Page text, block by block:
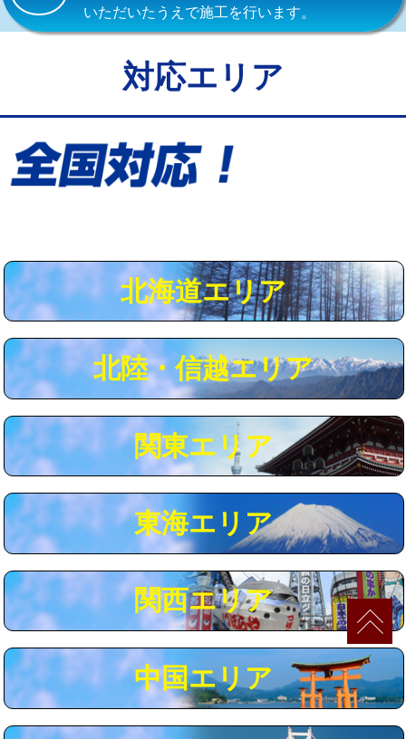
給水管工事※（バンド止め) 3,300円
給水管工事※（保温材使用（バンド止
5,500円
給水管工事※（土の掘削・埋め戻し作
業)
用（追加）/3ｍ超え)
給水管工事※（ライニング鋼管・銅
44,000円
給水管工事※（ライニング鋼管・銅
管・ポリ管・HT管使用/3ｍ超え)
+8,800円
マス交換（土の掘削・埋め戻し作業） 11,000円~
マス交換（深さ50㎝未満） 55,000円
マス交換（深さ50㎝以上） 66,000円
コンクリート斫り（厚さ10㎝まで） 27,500円
コンクリート斫り（厚さ10㎝超え） 38,500円
モルタル補修（厚さ10㎝まで） 27,500円
追加人工 16,500円
いただいたうえで施工を行います。
対応エリア
北海道エリア
北陸・信越エリア
関東エリア
東海エリア
関西エリア
中国エリア